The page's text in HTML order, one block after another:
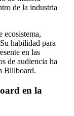
de la industria
ecosistema,
habilidad para
en las
de audiencia ha
Billboard.
en la